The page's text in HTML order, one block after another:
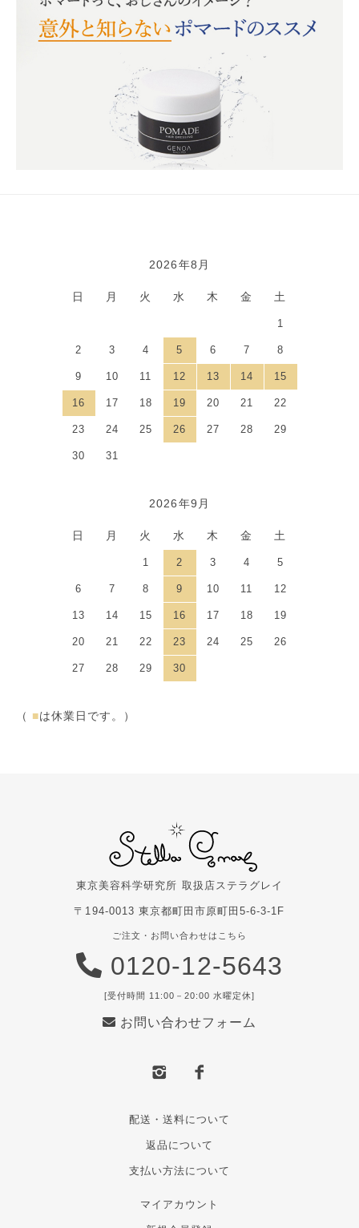
2026年8月
日 月 火 水 木 金 土
1
2 3 4 5 6 7 8
9 10 11 12 13 14 15
16 17 18 19 20 21 22
23 24 25 26 27 28 29
30 31
2026年9月
日 月 火 水 木 金 土
1 2 3 4 5
6 7 8 9 10 11 12
13 14 15 16 17 18 19
20 21 22 23 24 25 26
27 28 29 30
（ ■は休業日です。）
東京美容科学研究所 取扱店 ステラグレイ
〒194-0013 東京都町田市原町田5-6-3-1F
ご注文・お問い合わせはこちら
0120-12-5643
[受付時間 11:00－20:00 水曜定休]
お問い合わせフォーム
配送・送料について
返品について
支払い方法について
マイアカウント